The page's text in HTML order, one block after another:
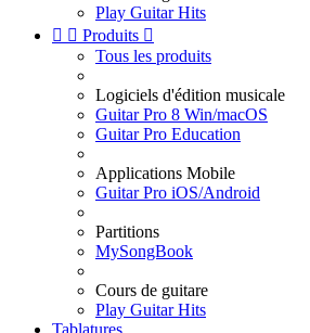
Play Guitar Hits
  Produits 
Tous les produits
Logiciels d'édition musicale
Guitar Pro 8 Win/macOS
Guitar Pro Education
Applications Mobile
Guitar Pro iOS/Android
Partitions
MySongBook
Cours de guitare
Play Guitar Hits
Tablatures